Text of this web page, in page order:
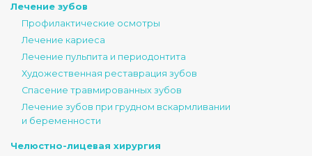
Лечение зубов
Профилактические осмотры
Лечение кариеса
Лечение пульпита и периодонтита
Художественная реставрация зубов
Спасение травмированных зубов
Лечение зубов при грудном вскармливании
и беременности
Челюстно-лицевая хирургия